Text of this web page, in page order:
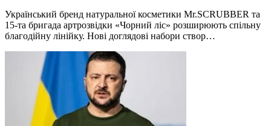
Український бренд натуральної косметики Mr.SCRUBBER та
15-та бригада артрозвідки «Чорний ліс» розширюють спільну
благодійну лінійку. Нові доглядові набори створ…